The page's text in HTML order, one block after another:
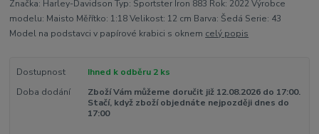
Značka: Harley-Davidson Typ: Sportster Iron 883 Rok: 2022 Výrobce
modelu: Maisto Měřítko: 1:18 Velikost: 12 cm Barva: Šedá Serie: 43
Model na podstavci v papírové krabici s oknem celý popis
Dostupnost
Ihned k odběru 2 ks
Doba dodání
Zboží Vám můžeme doručit již 12.08.2026 do 17:00.
Stačí, když zboží objednáte nejpozději dnes do
17:00